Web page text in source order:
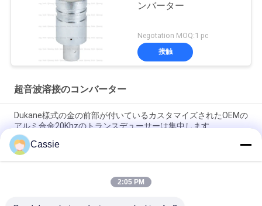
ンバーター
Negotation MOQ:1 pc
接触
超音波溶接のコンバーター
Dukane様式の金の前部が付いているカスタマイズされたOEMの
アルミ合金20Khzのトランスデューサーは集中します
チタニウム材料が付いている35Khz超音波溶接のコンバーター
1200w
冷却用空気の穴が付いている41S30 Dukaneのコンバーター
Cassie
2:05 PM